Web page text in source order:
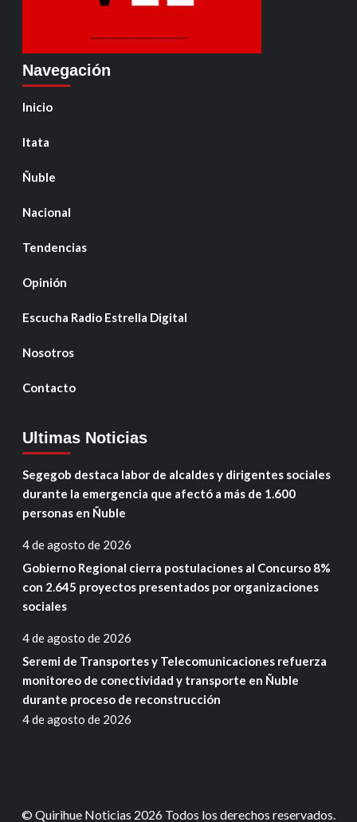
Navegación
Inicio
Itata
Ñuble
Nacional
Tendencias
Opinión
Escucha Radio Estrella Digital
Nosotros
Contacto
Ultimas Noticias
Segegob destaca labor de alcaldes y dirigentes sociales
durante la emergencia que afectó a más de 1.600
personas en Ñuble
4 de agosto de 2026
Gobierno Regional cierra postulaciones al Concurso 8%
con 2.645 proyectos presentados por organizaciones
sociales
4 de agosto de 2026
Seremi de Transportes y Telecomunicaciones refuerza
monitoreo de conectividad y transporte en Ñuble
durante proceso de reconstrucción
4 de agosto de 2026